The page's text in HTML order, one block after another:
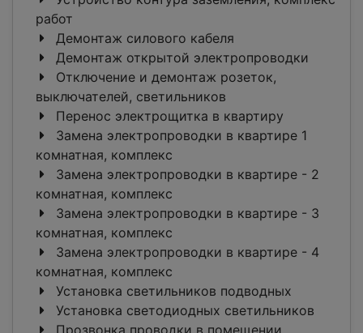
работ
Демонтаж силового кабеля
Демонтаж открытой электропроводки
Отключение и демонтаж розеток,
выключателей, светильников
Перенос электрощитка в квартиру
Замена электропроводки в квартире 1
комнатная, комплекс
Замена электропроводки в квартире - 2
комнатная, комплекс
Замена электропроводки в квартире - 3
комнатная, комплекс
Замена электропроводки в квартире - 4
комнатная, комплекс
Установка светильников подводных
Установка светодиодных светильников